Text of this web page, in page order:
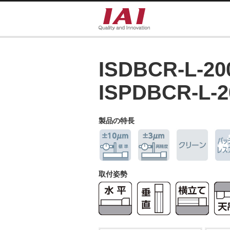
ISDBCR-L-
ISPDBCR-L-
製品の特長
取付姿勢